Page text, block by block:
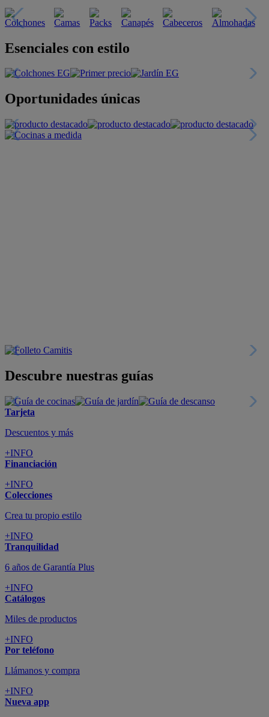
Esenciales con estilo
Oportunidades únicas
Descubre nuestras guías
Tarjeta
Descuentos y más
+INFO
Financiación
+INFO
Colecciones
Crea tu propio estilo
+INFO
Tranquilidad
6 años de Garantía Plus
+INFO
Catálogos
Miles de productos
+INFO
Por teléfono
Llámanos y compra
+INFO
Nueva app